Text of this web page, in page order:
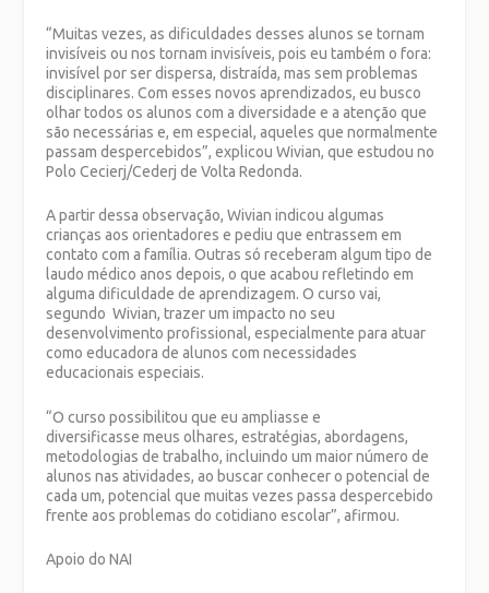
“Muitas vezes, as dificuldades desses alunos se tornam
invisíveis ou nos tornam invisíveis, pois eu também o fora:
invisível por ser dispersa, distraída, mas sem problemas
disciplinares. Com esses novos aprendizados, eu busco
olhar todos os alunos com a diversidade e a atenção que
são necessárias e, em especial, aqueles que normalmente
passam despercebidos”, explicou Wivian, que estudou no
Polo Cecierj/Cederj de Volta Redonda.
A partir dessa observação, Wivian indicou algumas
crianças aos orientadores e pediu que entrassem em
contato com a família. Outras só receberam algum tipo de
laudo médico anos depois, o que acabou refletindo em
alguma dificuldade de aprendizagem. O curso vai,
segundo Wivian, trazer um impacto no seu
desenvolvimento profissional, especialmente para atuar
como educadora de alunos com necessidades
educacionais especiais.
“O curso possibilitou que eu ampliasse e
diversificasse meus olhares, estratégias, abordagens,
metodologias de trabalho, incluindo um maior número de
alunos nas atividades, ao buscar conhecer o potencial de
cada um, potencial que muitas vezes passa despercebido
frente aos problemas do cotidiano escolar”, afirmou.
Apoio do NAI